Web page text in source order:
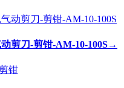
剪刀-剪钳-AM-10-100S→